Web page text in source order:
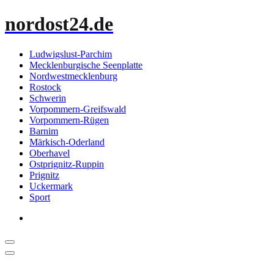
Inhalt
nordost24.de
Ludwigslust-Parchim
Mecklenburgische Seenplatte
Nordwestmecklenburg
Rostock
Schwerin
Vorpommern-Greifswald
Vorpommern-Rügen
Barnim
Märkisch-Oderland
Oberhavel
Ostprignitz-Ruppin
Prignitz
Uckermark
Sport